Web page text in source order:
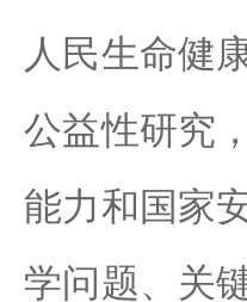
人民生命健
公益性研究
能力和国家
学问题、关